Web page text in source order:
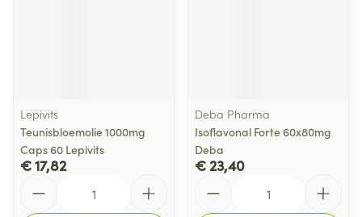
Lepivits
Teunisbloemolie 1000mg
Caps 60 Lepivits
€ 17,82
Deba Pharma
Isoflavonal Forte 60x80mg
Deba
€ 23,40